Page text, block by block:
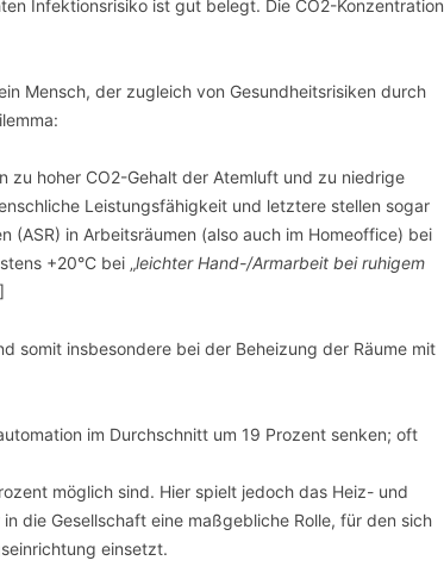
Infektionsrisiko ist gut belegt. Die CO2-Konzentration
Mensch, der zugleich von Gesundheitsrisiken durch
zu hoher CO2-Gehalt der Atemluft und zu niedrige
Leistungsfähigkeit und letztere stellen sogar
(ASR) in Arbeitsräumen (also auch im Homeoffice) bei
+20°C bei „leichter Hand-/Armarbeit bei ruhigem
somit insbesondere bei der Beheizung der Räume mit
im Durchschnitt um 19 Prozent senken; oft
möglich sind. Hier spielt jedoch das Heiz- und
die Gesellschaft eine maßgebliche Rolle, für den sich
einsetzt.